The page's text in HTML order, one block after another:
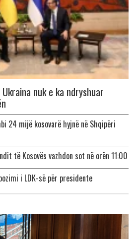
nuk e ka ndryshuar
24 mijë kosovarë hyjnë në Shqipëri
të Kosovës vazhdon sot në orën 11:00
i LDK-së për presidente